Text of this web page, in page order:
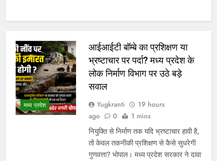
मध्य प्रदेश
आईआईटी बॉम्बे का प्रशिक्षण या
भ्रष्टाचार पर पर्दा? मध्य प्रदेश के
लोक निर्माण विभाग पर उठे बड़े
सवाल
Yugkranti
19 hours
ago
0 1 mins
नियुक्ति से निर्माण तक यदि भ्रष्टाचार हावी है,
तो केवल तकनीकी प्रशिक्षण से कैसे सुधरेगी
गुणवत्ता? भोपाल। मध्य प्रदेश सरकार ने दावा